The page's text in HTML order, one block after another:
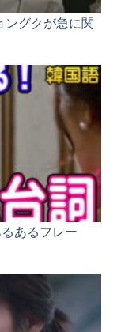
グクが急に
あるフレー